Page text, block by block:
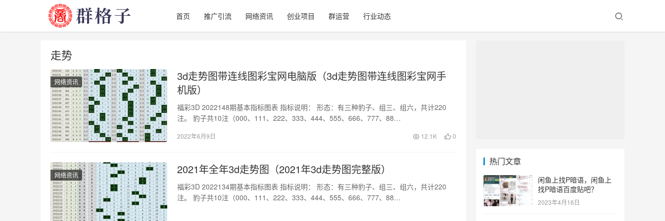
首页 推广引流 网络资讯 创业项目 群运营 行业动态
走势
网络资讯
3d走势图带连线图彩宝网电脑版（3d走势图带连线图彩宝网手
机版）
福彩3D 2022148期基本指标图表 指标说明： 形态：有三种豹子、组三、组六，共计220
注。 豹子共10注（000、111、222、333、444、555、666、777、88…
2022年6月9日 12.1K 0
网络资讯 2021年全年3d走势图（2021年3d走势图完整版）
福彩3D 2022134期基本指标图表 指标说明： 形态：有三种豹子、组三、组六，共计220
注。 豹子共10注（000、111、222、333、444、555、666、777、88…
热门文章
闲鱼上找P暗语，闲鱼上
找P暗语百度贴吧？
2023年4月16日